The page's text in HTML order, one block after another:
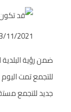
11/2021
ضمن رؤية
للتجمع تمت
جديد للتجمع